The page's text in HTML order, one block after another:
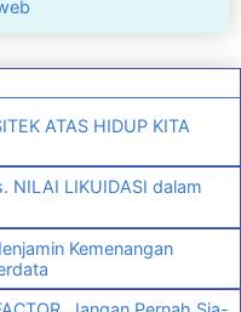
ATAS HIDUP KITA
NILAI LIKUIDASI dalam
Kemenangan